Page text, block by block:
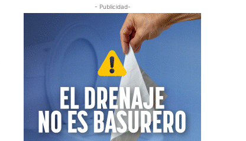
- Publicidad-